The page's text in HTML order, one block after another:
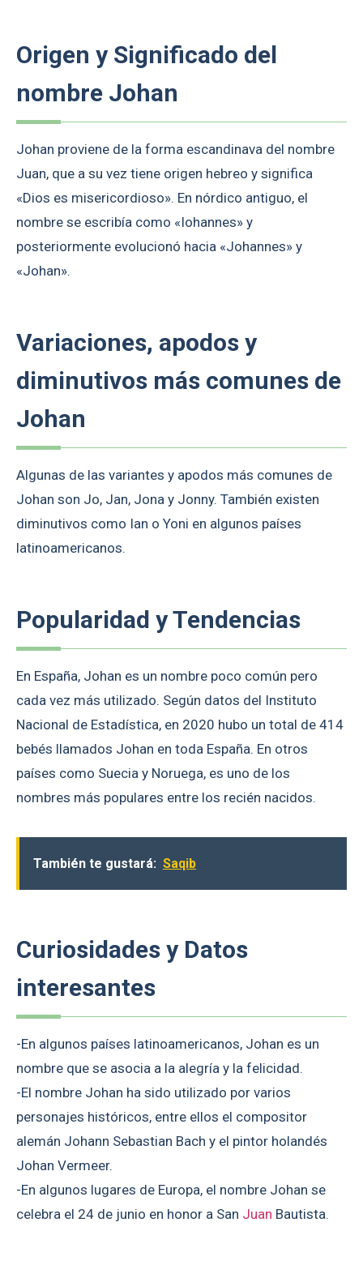
Origen y Significado del
nombre Johan
Johan proviene de la forma escandinava del nombre
Juan, que a su vez tiene origen hebreo y significa
«Dios es misericordioso». En nórdico antiguo, el
nombre se escribía como «Iohannes» y
posteriormente evolucionó hacia «Johannes» y
«Johan».
Variaciones, apodos y
diminutivos más comunes de
Johan
Algunas de las variantes y apodos más comunes de
Johan son Jo, Jan, Jona y Jonny. También existen
diminutivos como Ian o Yoni en algunos países
latinoamericanos.
Popularidad y Tendencias
En España, Johan es un nombre poco común pero
cada vez más utilizado. Según datos del Instituto
Nacional de Estadística, en 2020 hubo un total de 414
bebés llamados Johan en toda España. En otros
países como Suecia y Noruega, es uno de los
nombres más populares entre los recién nacidos.
También te gustará: Saqib
Curiosidades y Datos
interesantes
-En algunos países latinoamericanos, Johan es un
nombre que se asocia a la alegría y la felicidad.
-El nombre Johan ha sido utilizado por varios
personajes históricos, entre ellos el compositor
alemán Johann Sebastian Bach y el pintor holandés
Johan Vermeer.
-En algunos lugares de Europa, el nombre Johan se
celebra el 24 de junio en honor a San Juan Bautista.